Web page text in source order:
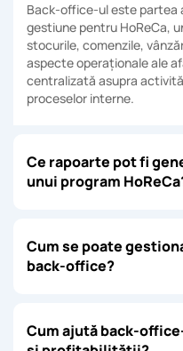
Back-office-ul este partea
gestiune pentru HoReCa,
stocurile, comenzile,
aspecte operaționale ale
centralizată asupra
proceselor interne.
Ce rapoarte pot fi
unui program
Cum se poate
back-office?
Cum ajută back-